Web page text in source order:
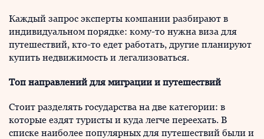
Каждый запрос эксперты компании разбирают в
индивидуальном порядке: кому-то нужна виза для
путешествий, кто-то едет работать, другие планируют
купить недвижимость и легализоваться.
Топ направлений для миграции и путешествий
Стоит разделять государства на две категории: в
которые ездят туристы и куда легче переехать. В
списке наиболее популярных для путешествий были и